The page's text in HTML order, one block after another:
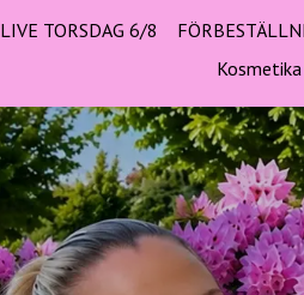
LIVE TORSDAG 6/8
Kosmetika